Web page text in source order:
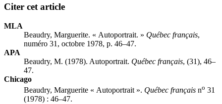
Citer cet article
MLA
Beaudry, Marguerite. « Autoportrait. » Québec français,
numéro 31, octobre 1978, p. 46–47.
APA
Beaudry, M. (1978). Autoportrait. Québec français, (31), 46–
47.
Chicago
Beaudry, Marguerite « Autoportrait ». Québec français no 31
(1978) : 46–47.